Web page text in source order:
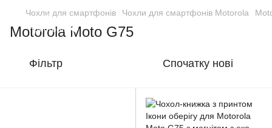
Чохли для смартфонів Чохли для смартфонів Motorola
Motorola Moto G75
Фільтр Спочатку нові